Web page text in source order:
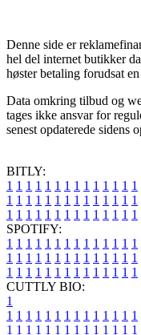
Denne side er
hel del internet butikker
høster betaling forudsat
Data omkring tilbud og
tages ikke ansvar for
senest opdaterede sidens
BITLY:
1 1 1 1 1 1 1 1 1 1 1 1 1 1
1 1 1 1 1 1 1 1 1 1 1 1 1 1
1 1 1 1 1 1 1 1 1 1 1 1 1 1
SPOTIFY:
1 1 1 1 1 1 1 1 1 1 1 1 1 1
1 1 1 1 1 1 1 1 1 1 1 1 1 1
1 1 1 1 1 1 1 1 1 1 1 1 1 1
CUTTLY BIO:
1
1 1 1 1 1 1 1 1 1 1 1 1 1 1
1 1 1 1 1 1 1 1 1 1 1 1 1 1